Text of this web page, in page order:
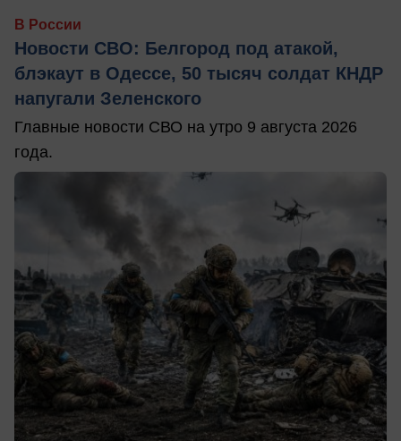
В России
Новости СВО: Белгород под атакой,
блэкаут в Одессе, 50 тысяч солдат КНДР
напугали Зеленского
Главные новости СВО на утро 9 августа 2026
года.